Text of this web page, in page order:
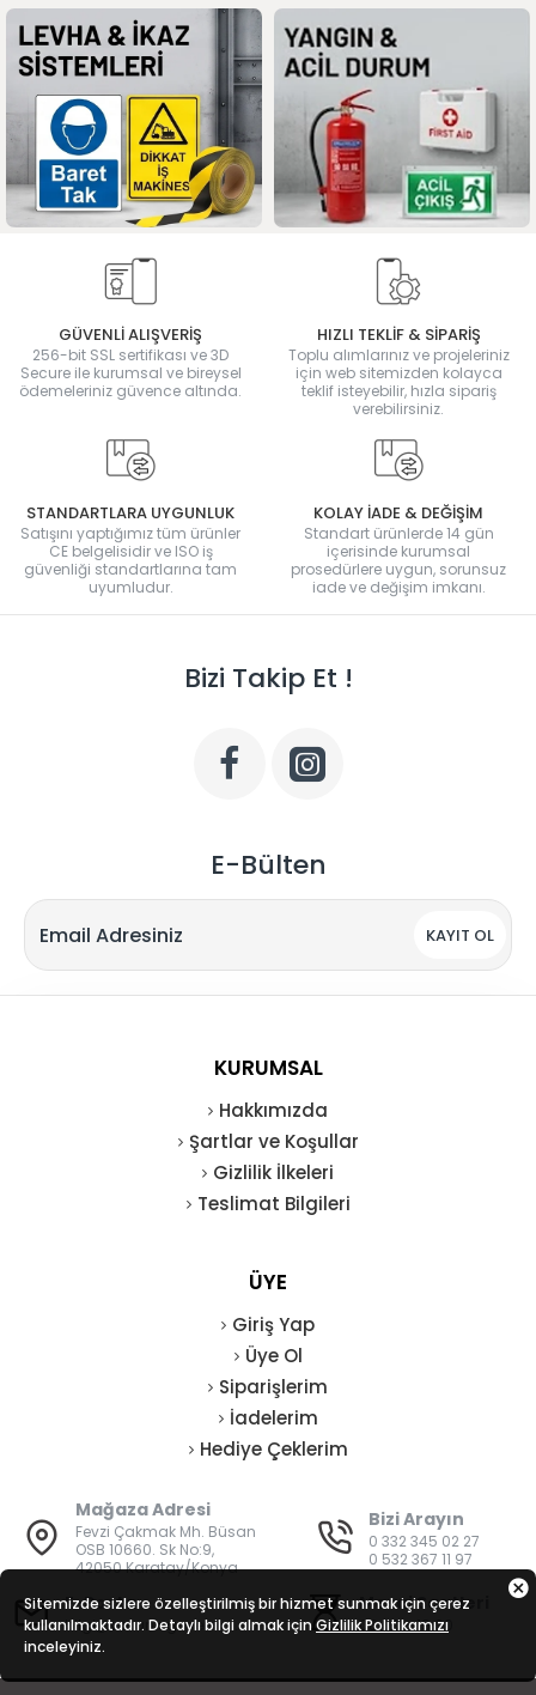
GÜVENLİ ALIŞVERİŞ
256-bit SSL sertifikası ve 3D
Secure ile kurumsal ve bireysel
ödemeleriniz güvence altında.
HIZLI TEKLİF & SİPARİŞ
Toplu alımlarınız ve projeleriniz
için web sitemizden kolayca
teklif isteyebilir, hızla sipariş
verebilirsiniz.
STANDARTLARA UYGUNLUK
Satışını yaptığımız tüm ürünler
CE belgelisidir ve ISO iş
güvenliği standartlarına tam
uyumludur.
KOLAY İADE & DEĞİŞİM
Standart ürünlerde 14 gün
içerisinde kurumsal
prosedürlere uygun, sorunsuz
iade ve değişim imkanı.
Bizi Takip Et !
E-Bülten
KAYIT OL
KURUMSAL
Hakkımızda
Şartlar ve Koşullar
Gizlilik İlkeleri
Teslimat Bilgileri
ÜYE
Giriş Yap
Üye Ol
Siparişlerim
İadelerim
Hediye Çeklerim
Mağaza Adresi
Fevzi Çakmak Mh. Büsan
OSB 10660. Sk No:9,
42050 Karatay/Konya
Bizi Arayın
0 332 345 02 27
0 532 367 11 97
E-Posta
bilgi@vatanisguvenligi.com
Mesai Saatleri
08:00 - 19:00
Sitemizde sizlere özelleştirilmiş bir hizmet sunmak için çerez
kullanılmaktadır. Detaylı bilgi almak için Gizlilik Politikamızı
inceleyiniz.